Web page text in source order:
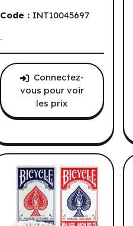
Code : INT10045697
.
Connectez-
vous pour voir
les prix